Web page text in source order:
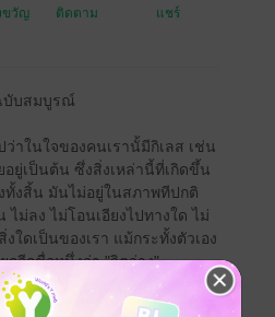
ขวัญ ติดตาม แชร์
บับสมบูรณ์
ว่าในใจของคนเรานั้มีกิเลส เช่น
ยู่เป็นต้น ซึ่งสิ่งเหล่านี้ที่เกิดขึ้น
ทั้งสิ้น มันไม่อยู่ในสภาพทีปกติ
ม่ลง ไม่โอนเอียงไปทางใด ไม่
ใดเป็นของเรา แม้กระทั้งตัวเอง
กอีกชื่อหนึ่งว่า "จิตว่าง"
รณ์"เล่มนี้เป็นอีกเรื่องที่มีความ